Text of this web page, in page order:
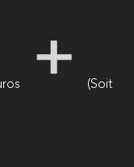
(Soit